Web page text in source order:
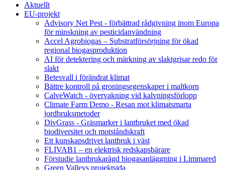
Aktuellt
EU-projekt
Advisory Net Pest - förbättrad rådgivning inom Europa
för minskning av pesticidanvändning
Accel Agrobiogas – Substratförsörjning för ökad
regional biogasproduktion
AI för detektering och märkning av slaktgrisar redo för
slakt
Betesvall i förändrat klimat
Bättre kontroll på groningsegenskaper i maltkorn
CalveWatch - övervakning vid kalvningsförlopp
Climate Farm Demo - Resan mot klimatsmarta
jordbruksmetoder
DivGrass - Gräsmarker i lantbruket med ökad
biodiversitet och motståndskraft
Ett kunskapsdrivet lantbruk i väst
FLIVAB1 – en elektrisk redskapsbärare
Förstudie lantbrukarägd biogasanläggning i Limmared
Green Valleys projektsida